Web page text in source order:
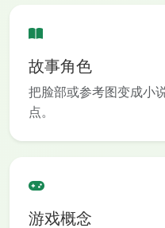
故事角色
把脸部或参考图变成小
点。
游戏概念